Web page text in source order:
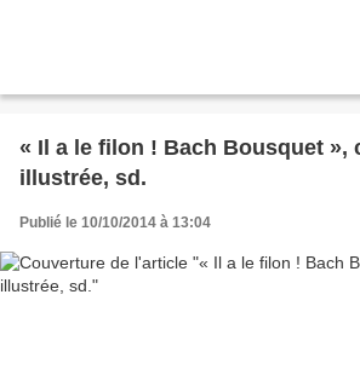
« Il a le filon ! Bach Bousquet »,
illustrée, sd.
Publié le 10/10/2014 à 13:04